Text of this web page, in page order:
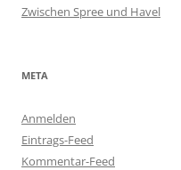
Zwischen Spree und Havel
META
Anmelden
Eintrags-Feed
Kommentar-Feed